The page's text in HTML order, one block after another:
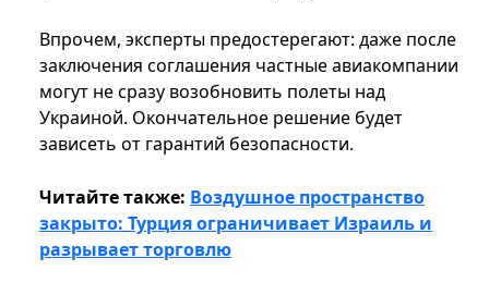
Впрочем, эксперты предостерегают: даже после
заключения соглашения частные авиакомпании
могут не сразу возобновить полеты над
Украиной. Окончательное решение будет
зависеть от гарантий безопасности.
Читайте также: Воздушное пространство
закрыто: Турция ограничивает Израиль и
разрывает торговлю